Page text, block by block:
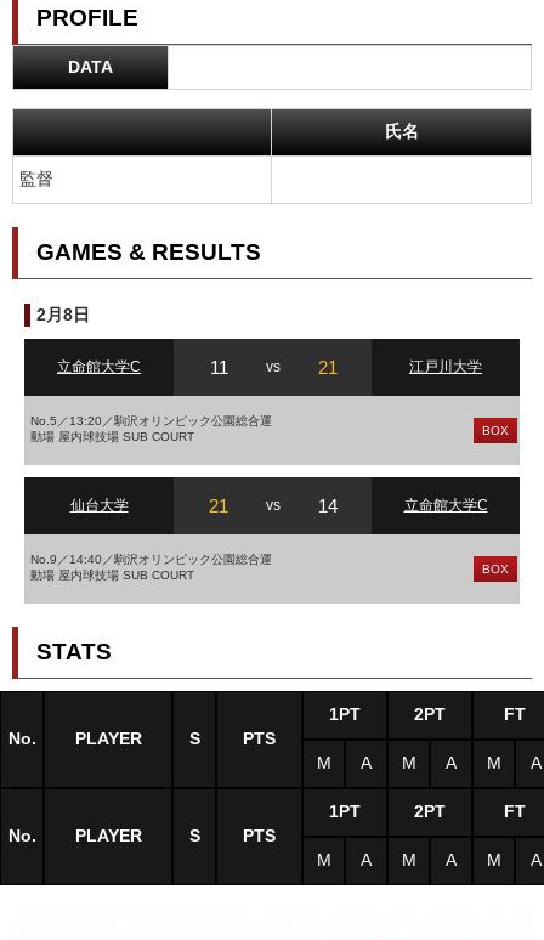
PROFILE
DATA
氏名
監督
GAMES & RESULTS
2月8日
立命館大学C 11 vs 21 江戸川大学
No.5／13:20／駒沢オリンピック公園総合運
動場 屋内球技場 SUB COURT
BOX
仙台大学 21 vs 14 立命館大学C
No.9／14:40／駒沢オリンピック公園総合運
動場 屋内球技場 SUB COURT
BOX
STATS
No. PLAYER S PTS
1PT 2PT FT
M A M A M A
No. PLAYER S PTS
1PT 2PT FT
M A M A M A